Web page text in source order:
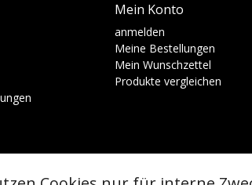
Mein Konto
anmelden
Meine Bestellungen
Mein Wunschzettel
Produkte vergleichen